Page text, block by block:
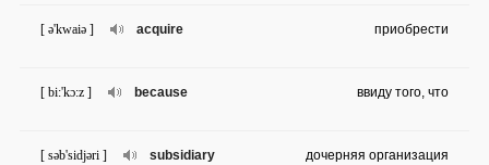
acquire
[ ə'kwaiə ] приобрести
because
[ bi:'kɔ:z ] ввиду того, что
subsidiary
[ səb'sidjəri ] дочерняя организация